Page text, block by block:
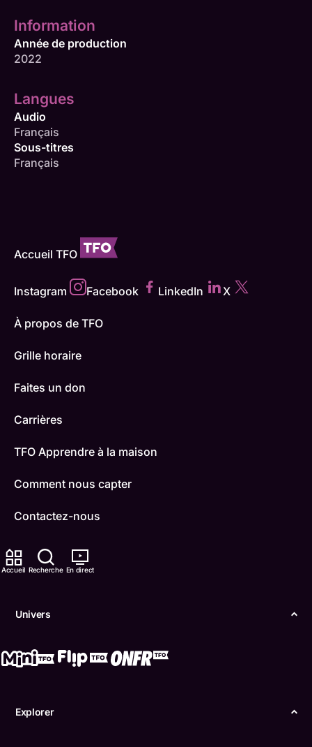
Accueil Recherche En direct
Univers
Explorer
Information
Année de production
2022
Langues
Audio
Français
Sous-titres
Français
Accueil TFO
Instagram Facebook LinkedIn X
À propos de TFO
Grille horaire
Faites un don
Carrières
TFO Apprendre à la maison
Comment nous capter
Contactez-nous
ONFR
Boukili
Confidentialité